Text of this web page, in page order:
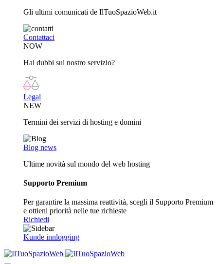
Gli ultimi comunicati de IlTuoSpazioWeb.it
Contattaci
NOW
Hai dubbi sul nostro servizio?
Legal
NEW
Termini dei servizi di hosting e domini
Blog news
Ultime novità sul mondo del web hosting
Supporto Premium
Per garantire la massima reattività, scegli il Supporto Premium
e ottieni priorità nelle tue richieste
Richiedi
Kunde innlogging